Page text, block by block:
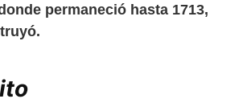
permaneció hasta 1713,